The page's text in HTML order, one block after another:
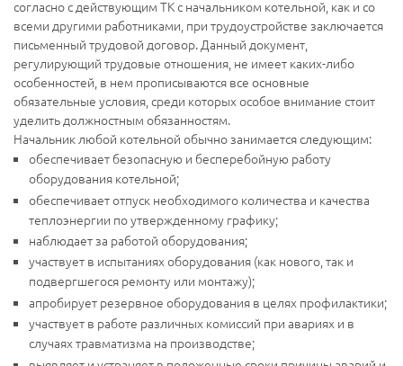
согласно с действующим ТК с начальником котельной, как и со
всеми другими работниками, при трудоустройстве заключается
письменный трудовой договор. Данный документ,
регулирующий трудовые отношения, не имеет каких-либо
особенностей, в нем прописываются все основные
обязательные условия, среди которых особое внимание стоит
уделить должностным обязанностям.
Начальник любой котельной обычно занимается следующим:
обеспечивает безопасную и бесперебойную работу
оборудования котельной;
обеспечивает отпуск необходимого количества и качества
теплоэнергии по утвержденному графику;
наблюдает за работой оборудования;
участвует в испытаниях оборудования (как нового, так и
подвергшегося ремонту или монтажу);
апробирует резервное оборудования в целях профилактики;
участвует в работе различных комиссий при авариях и в
случаях травматизма на производстве;